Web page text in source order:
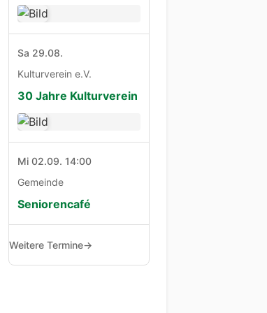
Sa 29.08.
Kulturverein e.V.
30 Jahre Kulturverein
Mi 02.09. 14:00
Gemeinde
Seniorencafé
Weitere Termine→